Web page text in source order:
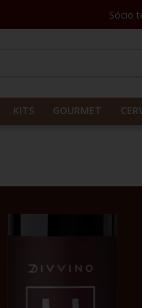
Sócio
KITS GOURMET